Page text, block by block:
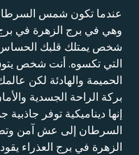
عندما تكون شمس
وهي في برج الزهرة في
شخص يمتلك قلبك الحساس
التي تكسوه. أنت شخص
الحميمة والهادئة لكن
بركة الراحة الجسدية
إنها ديناميكية توفر
السرطان إلى عش آمن
الزهرة في برج العذراء